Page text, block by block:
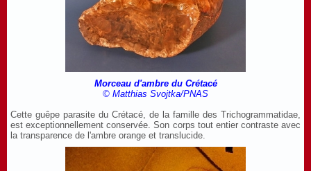
Morceau d'ambre du Crétacé
© Matthias Svojtka/PNAS
Cette guêpe parasite du Crétacé, de la famille des Trichogrammatidae,
est exceptionnellement conservée. Son corps tout entier contraste avec
la transparence de l'ambre orange et translucide.